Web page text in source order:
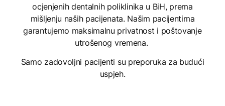
ocjenjenih dentalnih poliklinika u BiH, prema
mišljenju naših pacijenata. Našim pacijentima
garantujemo maksimalnu privatnost i poštovanje
utrošenog vremena.
Samo zadovoljni pacijenti su preporuka za budući
uspjeh.